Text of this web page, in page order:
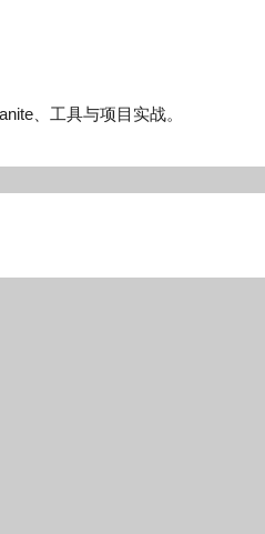
、工具与项目实战。